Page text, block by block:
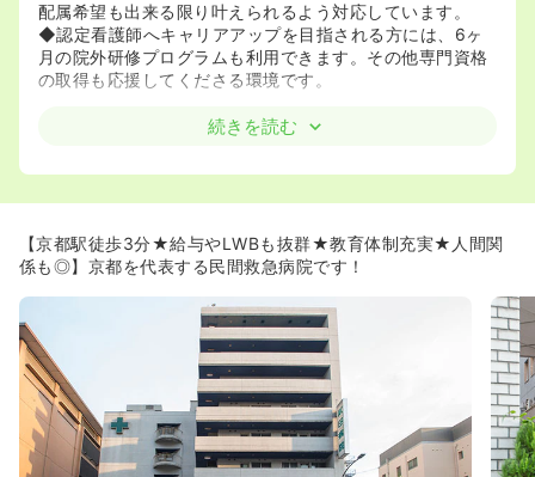
配属希望も出来る限り叶えられるよう対応しています。
◆認定看護師へキャリアアップを目指される方には、6ヶ
月の院外研修プログラムも利用できます。その他専門資格
の取得も応援してくださる環境です。
≪中途入職者へも手厚いフォローがあります≫
す方、それぞれに適した研修カリキュラムが組まれます。
◆中途入職者に対してはチェックリストを活用したり、チ
ューター制度もあるため、経験が浅い方や未経験の配属で
◆入職後1週間、2週間、1ヶ月後と定期的に師長面談を行
っており、入職後のフォローも徹底しています。
≪ライフワークバランスも充実≫
◆急性期病院ですが、残業は一桁～10時間程度と少なめで
す。人員配置を基準より手厚く行い、また電子カルテも最
新のものに入れ替え業務効率化を図るなど、できるだけ残
続きを読む
【京都駅徒歩3分★給与やLWBも抜群★教育体制充実★人間関
係も◎】京都を代表する民間救急病院です！